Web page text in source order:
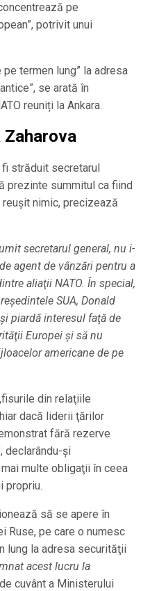
pe
potrivit unui
termen lung” la adresa
se arată în
reuniți la Ankara.
Zaharova
fi străduit secretarul
prezinte summitul ca fiind
reuşit nimic, precizează
secretarul general, nu i-
agent de vânzări pentru a
aliaţii NATO. În special,
SUA, Donald
piardă interesul faţă de
Europei şi să nu
americane de pe
din relaţiile
dacă liderii ţărilor
fără rezerve
declarându-şi
multe obligaţii în ceea
propriu.
să se apere în
Ruse, pe care o numesc
lung la adresa securităţii
acest lucru la
cuvânt a Ministerului